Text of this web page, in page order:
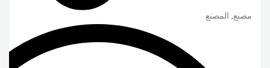
مصنع, المصنع